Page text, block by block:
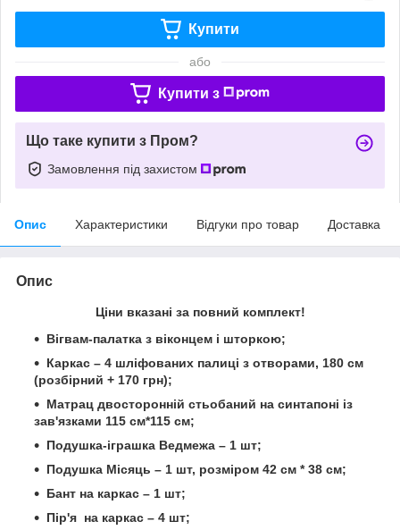
Купити
або
Купити з
Що таке купити з Пром?
Замовлення під захистом
Опис Характеристики Відгуки про товар Доставка
Опис
Ціни вказані за повний комплект!
Вігвам-палатка з віконцем і шторкою;
Каркас – 4 шліфованих палиці з отворами, 180 см
(розбірний + 170 грн);
Матрац двосторонній стьобаний на синтапоні із
зав'язками 115 см*115 см;
Подушка-іграшка Ведмежа – 1 шт;
Подушка Місяць – 1 шт, розміром 42 см * 38 см;
Бант на каркас – 1 шт;
Пір'я на каркас – 4 шт;